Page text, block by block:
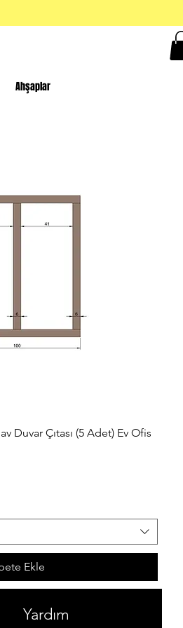
Ahşaplar
Bakış
Duvar Çıtası (5 Adet) Ev Ofis
Ekle
Yardım